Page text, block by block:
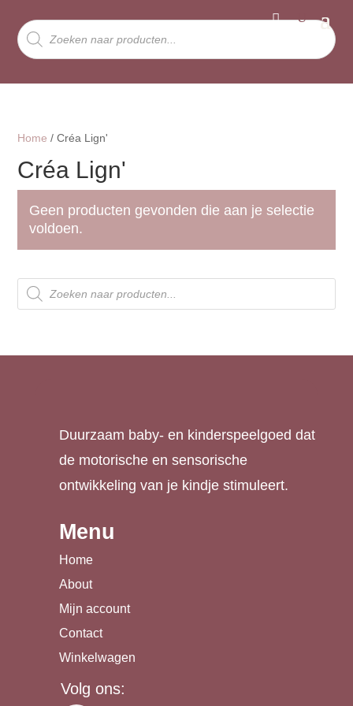
Producten
zoeken
Home / Créa Lign'
Créa Lign'
Geen producten gevonden die aan je selectie
voldoen.
Producten
zoeken
Duurzaam baby- en kinderspeelgoed dat
de motorische en sensorische
ontwikkeling van je kindje stimuleert.
Menu
Home
About
Mijn account
Contact
Winkelwagen
Volg ons: